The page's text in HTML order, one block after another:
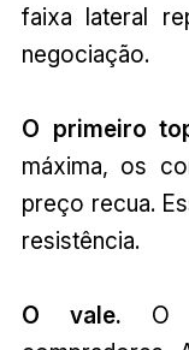
faixa lateral
negociação.
O primeiro
máxima, os
preço recua.
resistência.
O vale. O